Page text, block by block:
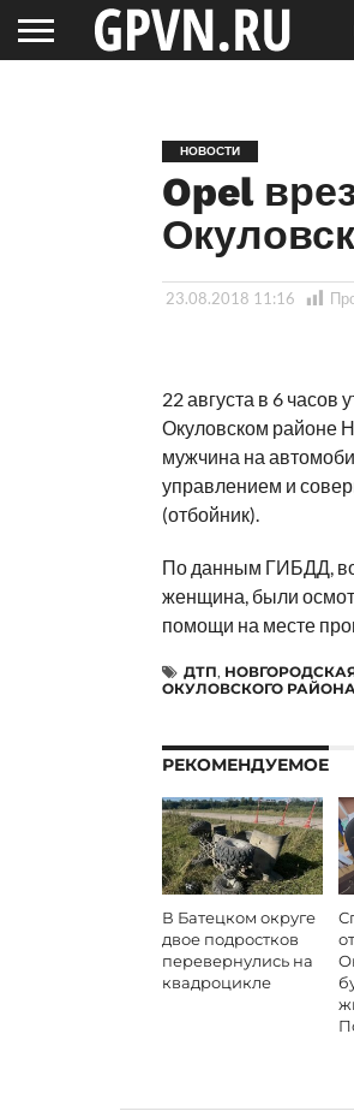
НОВОСТИ
Opel
23.08.2018 11:16
22 августа в 6 часов
Окуловском районе
мужчина на
управлением и
(отбойник).
По данным ГИБДД,
женщина, были
помощи на месте
ДТП,
ОКУЛОВСКОГО
РЕКОМЕНДУЕМОЕ
В Батецком округе
двое подростков
перевернулись на
квадроцикле